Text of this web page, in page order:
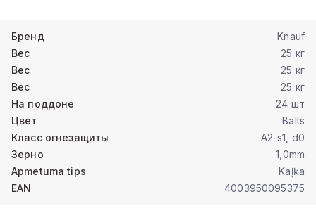
Бренд
Knauf
Вес
25 кг
Вес
25 кг
Вес
25 кг
На поддоне
24 шт
Цвет
Balts
Класс огнезащиты
A2-s1, d0
Зерно
1,0mm
Apmetuma tips
Kaļķa
EAN
4003950095375